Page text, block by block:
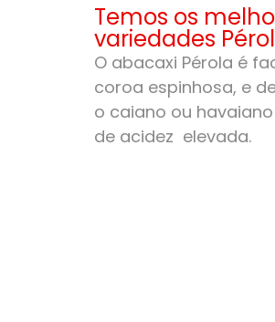
Temos os
variedades
O abacaxi Pérola é
coroa espinhosa, e
o caiano ou
de acidez elevada.